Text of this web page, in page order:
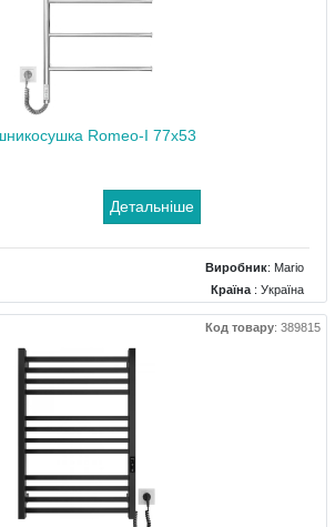
Romeo-І 77x53
Детальніше
Виробник: Mario
Країна : Україна
Колір: Хром
Розміри: 530x84x770
Код товару: 389815